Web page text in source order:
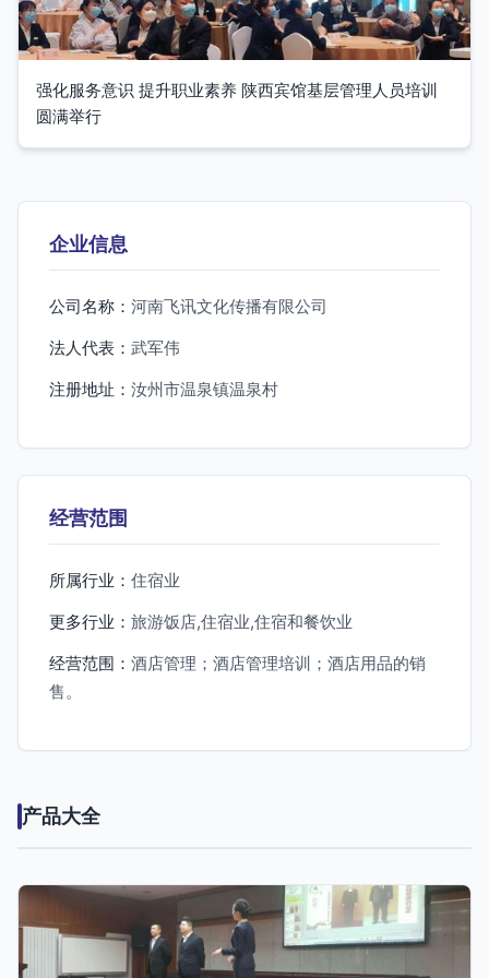
强化服务意识 提升职业素养 陕西宾馆基层管理人员培训
圆满举行
企业信息
公司名称： 河南飞讯文化传播有限公司
法人代表： 武军伟
注册地址： 汝州市温泉镇温泉村
经营范围
所属行业： 住宿业
更多行业： 旅游饭店,住宿业,住宿和餐饮业
经营范围： 酒店管理；酒店管理培训；酒店用品的销
售。
产品大全